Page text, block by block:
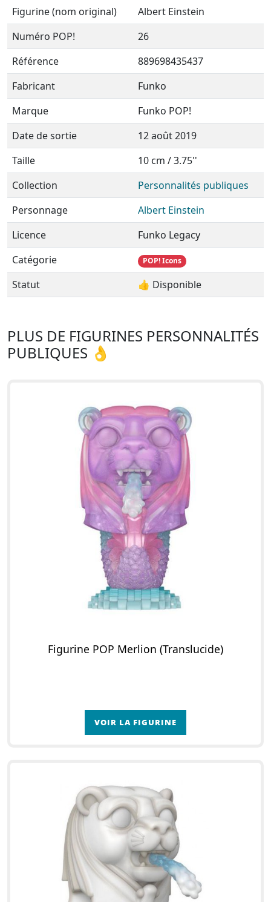
Figurine (nom original)
Albert Einstein
Numéro POP!
26
Référence
889698435437
Fabricant
Funko
Marque
Funko POP!
Date de sortie
12 août 2019
Taille
10 cm / 3.75''
Collection
Personnalités publiques
Personnage
Albert Einstein
Licence
Funko Legacy
Catégorie
POP! Icons
Statut 👍 Disponible
PLUS DE FIGURINES PERSONNALITÉS
PUBLIQUES 👌
Figurine POP Merlion (Translucide)
VOIR LA FIGURINE